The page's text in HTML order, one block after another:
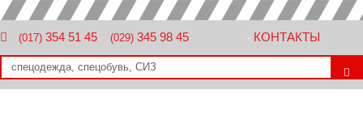
(017) 354 51 45 (029) 345 98 45 - КОНТАКТЫ